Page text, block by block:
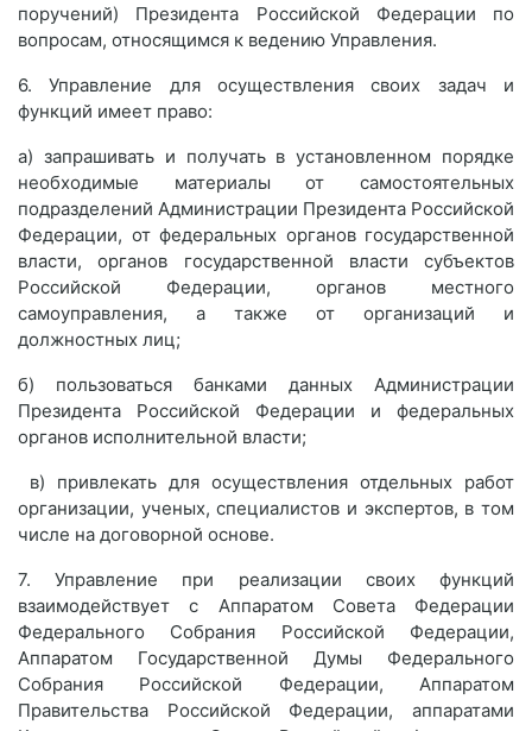
поручений) Президента Российской Федерации по
вопросам, относящимся к ведению Управления.
6. Управление для осуществления своих задач и
функций имеет право:
а) запрашивать и получать в установленном порядке
необходимые материалы от самостоятельных
подразделений Администрации Президента Российской
Федерации, от федеральных органов государственной
власти, органов государственной власти субъектов
Российской Федерации, органов местного
самоуправления, а также от организаций и
должностных лиц;
б) пользоваться банками данных Администрации
Президента Российской Федерации и федеральных
органов исполнительной власти;
в) привлекать для осуществления отдельных работ
организации, ученых, специалистов и экспертов, в том
числе на договорной основе.
7. Управление при реализации своих функций
взаимодействует с Аппаратом Совета Федерации
Федерального Собрания Российской Федерации,
Аппаратом Государственной Думы Федерального
Собрания Российской Федерации, Аппаратом
Правительства Российской Федерации, аппаратами